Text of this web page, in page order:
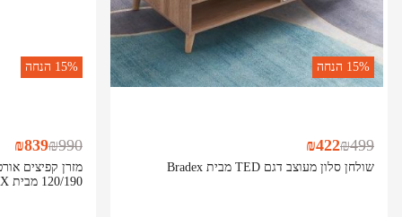
15% הנחה
שולחן סלון מעוצב דגם TED מבית Bradex
₪499
₪422
15% הנחה
120/190 מבית BRADEX
₪990
₪839